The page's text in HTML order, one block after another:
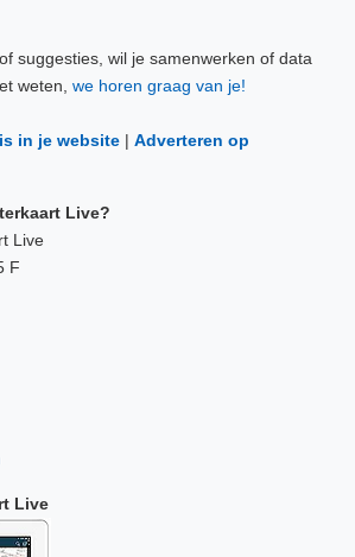
suggesties, wil je samenwerken of data
weten, we horen graag van je!
in je website | Adverteren op
Live?
Live
F
Live